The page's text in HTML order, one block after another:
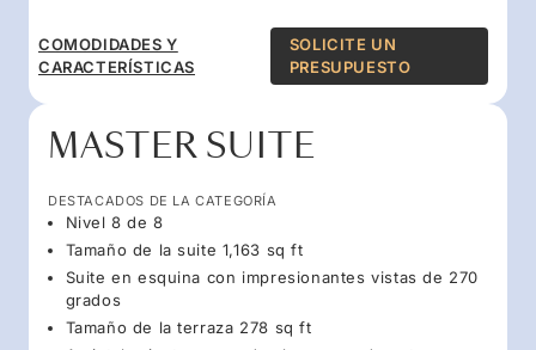
COMODIDADES Y
CARACTERÍSTICAS
SOLICITE UN
PRESUPUESTO
MASTER SUITE
DESTACADOS DE LA CATEGORÍA
Nivel 8 de 8
Tamaño de la suite 1,163 sq ft
Suite en esquina con impresionantes vistas de 270
grados
Tamaño de la terraza 278 sq ft